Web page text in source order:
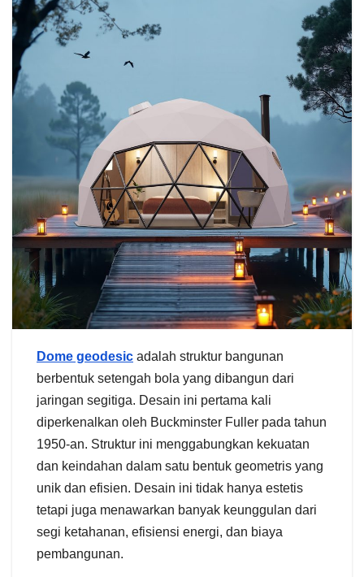
Dome geodesic adalah struktur bangunan
berbentuk setengah bola yang dibangun dari
jaringan segitiga. Desain ini pertama kali
diperkenalkan oleh Buckminster Fuller pada tahun
1950-an. Struktur ini menggabungkan kekuatan
dan keindahan dalam satu bentuk geometris yang
unik dan efisien. Desain ini tidak hanya estetis
tetapi juga menawarkan banyak keunggulan dari
segi ketahanan, efisiensi energi, dan biaya
pembangunan.